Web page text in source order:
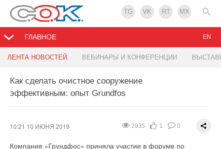
TG VK RT MX
ГЛАВНОЕ
ЛЕНТА НОВОСТЕЙ ВЕБИНАРЫ И КОНФЕРЕНЦИИ
EN
Как сделать очистное сооружение
эффективным: опыт Grundfos
2935 1 0
10:21 10 ИЮНЯ 2019
Компания «Грундфос» приняла участие в форуме по
Новые вентиляторы VG 450
10:12 10 ИЮНЯ 2019
Вентилятор в спиральном корпусе VG 450 от ebm-papst
производительности не только в линейке продуктов
конденсационных котлов.